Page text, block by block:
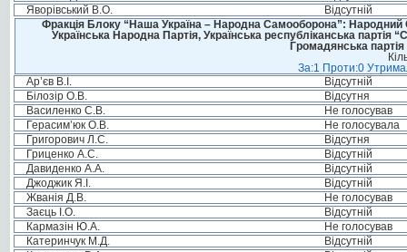
Яворівський В.О.
Відсутній
Фракція Блоку “Наша Україна – Народна Самооборона”: Народний
Українська Народна Партія, Українська республіканська
Громадянська
За:1 Проти:0
Ар’єв В.І.
Відсутній
Білозір О.В.
Відсутня
Василенко С.В.
Не голосував
Герасим’юк О.В.
Не голосувала
Григорович Л.С.
Відсутня
Гриценко А.С.
Відсутній
Давиденко А.А.
Відсутній
Джоджик Я.І.
Відсутній
Жванія Д.В.
Не голосував
Заєць І.О.
Відсутній
Кармазін Ю.А.
Не голосував
Катеринчук М.Д.
Відсутній